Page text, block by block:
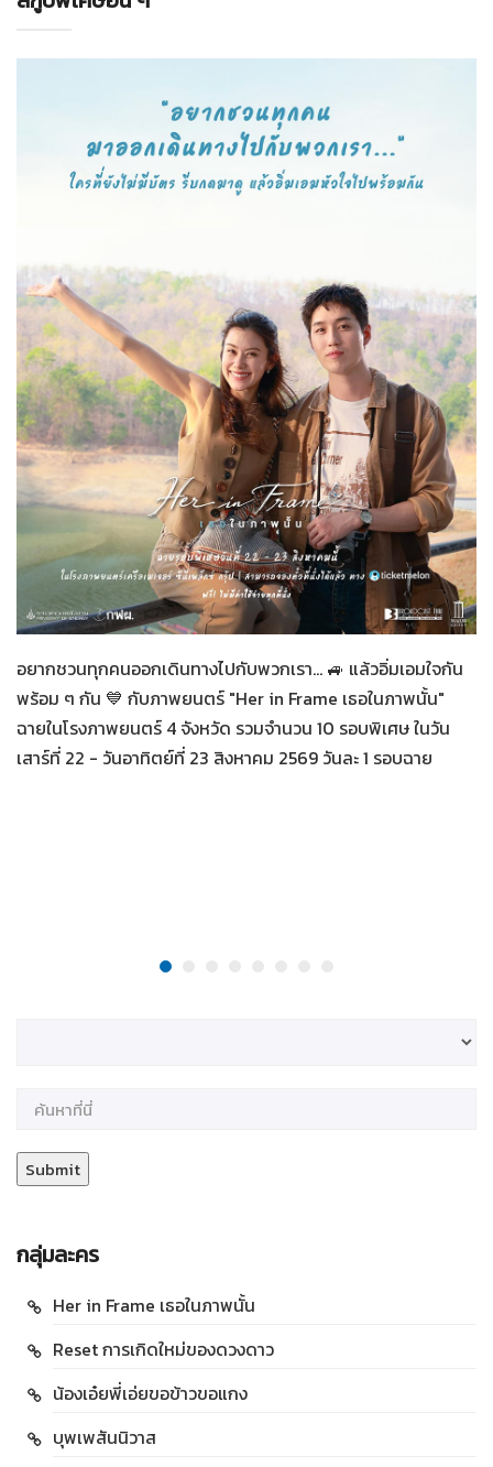
07-08-2569
Her in Frame เธอในภาพนั้น
อยากชวนทุกคนออกเดินทางไปกับพวกเรา... 🚙 แล้วอิ่มเอมใจกัน
พร้อม ๆ กัน 💙 กับภาพยนตร์ "Her in Frame เธอในภาพนั้น"
ฉายในโรงภาพยนตร์ 4 จังหวัด รวมจำนวน 10 รอบพิเศษ ในวัน
เสาร์ที่ 22 - วันอาทิตย์ที่ 23 สิงหาคม 2569 วันละ 1 รอบฉาย
กลุ่มละคร
Her in Frame เธอในภาพนั้น
Reset การเกิดใหม่ของดวงดาว
น้องเอ๋ยพี่เอ่ยขอข้าวขอแกง
บุพเพสันนิวาส